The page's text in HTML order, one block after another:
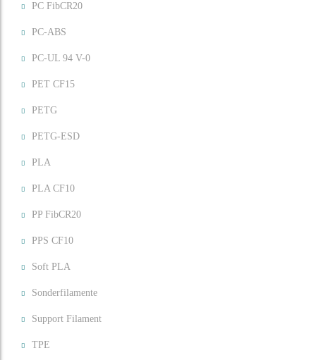
PC FibCR20
PC-ABS
PC-UL 94 V-0
PET CF15
PETG
PETG-ESD
PLA
PLA CF10
PP FibCR20
PPS CF10
Soft PLA
Sonderfilamente
Support Filament
TPE